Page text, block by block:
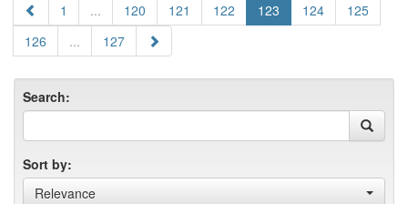
1 ... 120 121 122 123 124
125
126
... 127
Search:
Sort by:
Relevance